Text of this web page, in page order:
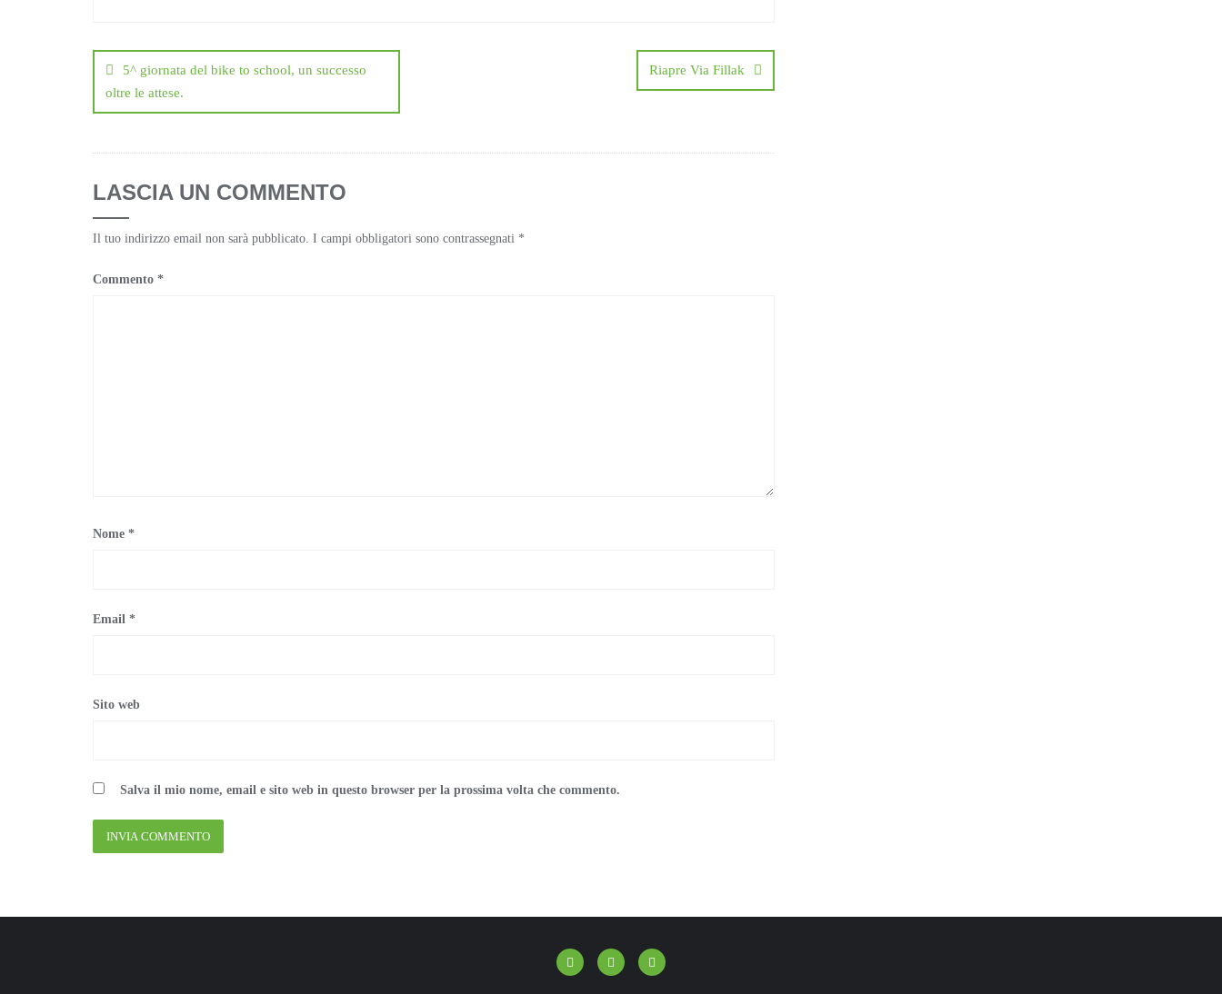
articoli
5^ giornata del bike to school, un successo
oltre le attese.
Riapre Via Fillak
LASCIA UN COMMENTO
Il tuo indirizzo email non sarà pubblicato. I campi obbligatori sono contrassegnati *
Commento *
Nome *
Email *
Sito web
Salva il mio nome, email e sito web in questo browser per la prossima volta che commento.